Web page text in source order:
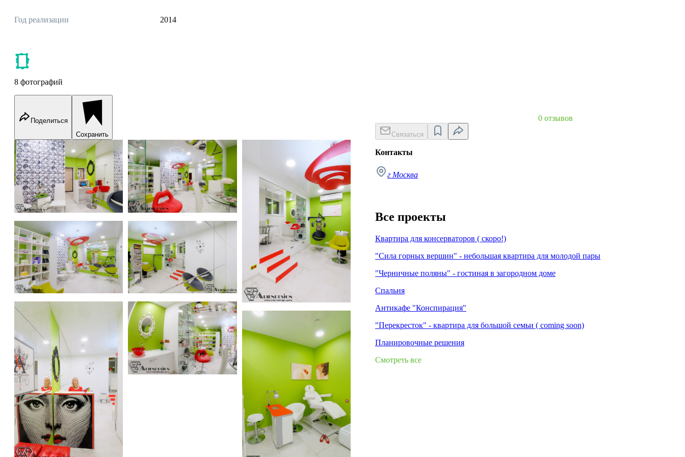
Год реализации 2014
8 фотографий
Поделиться
Сохранить
image-lab AVTOR image-lab AVTOR
image-lab AVTOR image-lab AVTOR
image-lab AVTOR
image-lab AVTOR
image-lab AVTOR
0 отзывов
Связаться
Контакты
г Москва
Все проекты
Квартира для консерваторов ( скоро!)
"Сила горных вершин" - небольшая квартира для молодой пары
"Черничные поляны" - гостиная в загородном доме
Спальня
Антикафе "Конспирация"
"Перекресток" - квартира для большой семьи ( coming soon)
Планировочные решения
Смотреть все